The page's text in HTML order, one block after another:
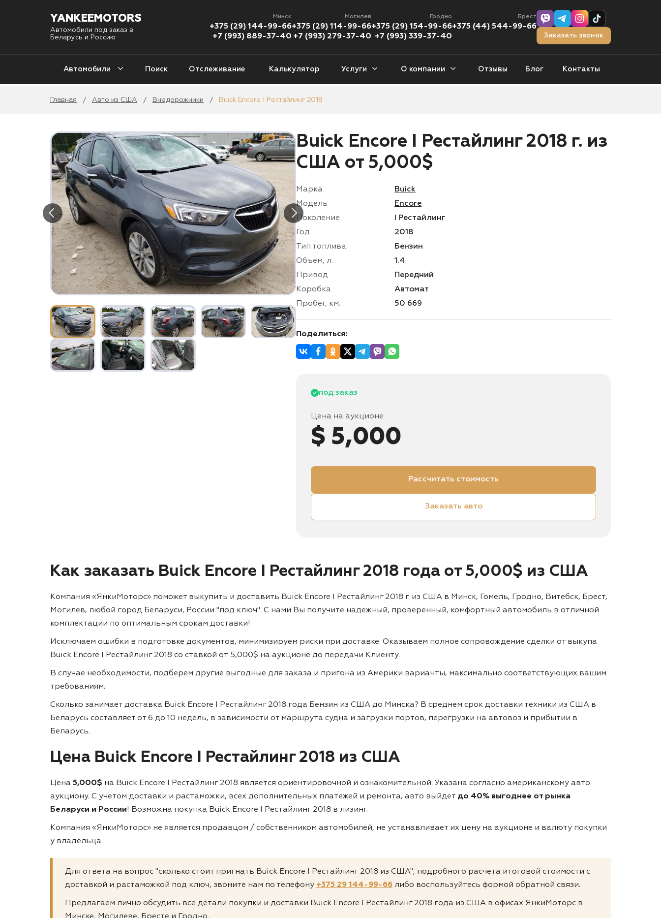
YANKEEMOTORS
Автомобили под заказ в
Беларусь и Россию
Минск
+375 (29) 144-99-66
+7 (993) 889-37-40
Могилев
+375 (29) 114-99-66
+7 (993) 279-37-40
Гродно
+375 (29) 154-99-66
+7 (993) 339-37-40
Брест
+375 (44) 544-99-66
Заказать звонок
Автомобили
Авто из Кореи
Авто из Китая
Авто из Европы
Универсалы
49 авто
Кабриолеты
56 авто 94 авто
Купе
208 авто
Мотоциклы
383 мото
Поиск Отслеживание Калькулятор Услуги О компании Отзывы Блог Контакты
Главная / Авто из США / Внедорожники / Buick Encore I Рестайлинг 2018
Buick Encore I Рестайлинг 2018 г. из
США от 5,000$
Марка
Buick
Модель
Encore
Поколение
I Рестайлинг
Год
2018
Тип топлива
Бензин
Объем, л.
1.4
Привод
Передний
Коробка
Автомат
Пробег, км.
50 669
Поделиться:
под заказ
Цена на аукционе
$ 5,000
Рассчитать стоимость
Заказать авто
Как заказать Buick Encore I Рестайлинг 2018 года от 5,000$ из США
Компания «ЯнкиМоторс» поможет выкупить и доставить Buick Encore I Рестайлинг 2018 г. из США в Минск, Гомель, Гродно, Витебск, Брест,
Могилев, любой город Беларуси, России "под ключ". С нами Вы получите надежный, проверенный, комфортный автомобиль в отличной
комплектации по оптимальным срокам доставки!
Исключаем ошибки в подготовке документов, минимизируем риски при доставке. Оказываем полное сопровождение сделки от выкупа
Buick Encore I Рестайлинг 2018 со ставкой от 5,000$ на аукционе до передачи Клиенту.
В случае необходимости, подберем другие выгодные для заказа и пригона из Америки варианты, максимально соответствующих вашим
требованиям.
Сколько занимает доставка Buick Encore I Рестайлинг 2018 года Бензин из США до Минска? В среднем срок доставки техники из США в
Беларусь составляет от 6 до 10 недель, в зависимости от маршрута судна и загрузки портов, перегрузки на автовоз и прибытии в
Беларусь.
Цена Buick Encore I Рестайлинг 2018 из США
Цена 5,000$ на Buick Encore I Рестайлинг 2018 является ориентировочной и ознакомительной. Указана согласно американскому авто
аукциону. С учетом доставки и растаможки, всех дополнительных платежей и ремонта, авто выйдет до 40% выгоднее от рынка
Беларуси и России! Возможна покупка Buick Encore I Рестайлинг 2018 в лизинг.
Компания «ЯнкиМоторс» не является продавцом / собственником автомобилей, не устанавливает их цену на аукционе и валюту покупки
у владельца.
Для ответа на вопрос "сколько стоит пригнать Buick Encore I Рестайлинг 2018 из США", подробного расчета итоговой стоимости с
доставкой и растаможкой под ключ, звоните нам по телефону +375 29 144-99-66 либо воспользуйтесь формой обратной связи.
Предлагаем лично обсудить все детали покупки и доставки Buick Encore I Рестайлинг 2018 года из США в офисах ЯнкиМоторс в
Минске, Могилеве, Бресте и Гродно.